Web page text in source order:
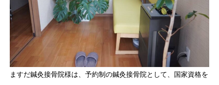
ますだ鍼灸接骨院様は、予約制の鍼灸接骨院として、国家資格を